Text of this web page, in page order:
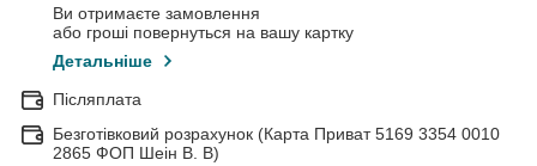
Ви отримаєте замовлення
або гроші повернуться на вашу картку
Детальніше
Післяплата
Безготівковий розрахунок (Карта Приват 5169 3354 0010
2865 ФОП Шеін В. В)